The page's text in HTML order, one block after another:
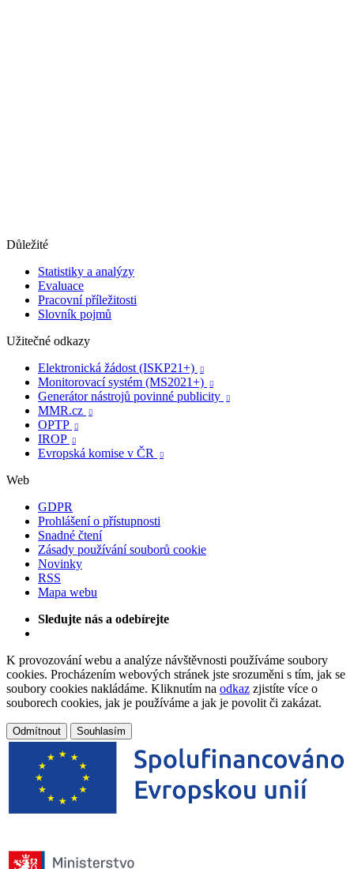
Důležité
Statistiky a analýzy
Evaluace
Pracovní příležitosti
Slovník pojmů
Užitečné odkazy
Elektronická žádost (ISKP21+)

Monitorovací systém (MS2021+) 
Generátor nástrojů povinné publicity 
MMR.cz 
OPTP 
IROP 
Evropská komise v ČR 
Web
GDPR
Prohlášení o přístupnosti
Snadné čtení
Zásady používání souborů cookie
Novinky
RSS
Mapa webu
Sledujte nás a odebírejte
K provozování webu a analýze návštěvnosti používáme soubory
cookies. Procházením webových stránek jste srozuměni s tím, jak se
soubory cookies nakládáme. Kliknutím na odkaz zjistíte více o
souborech cookies, jak je používáme a jak je povolit či zakázat.
Odmítnout Souhlasím